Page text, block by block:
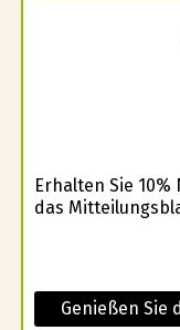
Erhalten Sie
das
Genießen Sie